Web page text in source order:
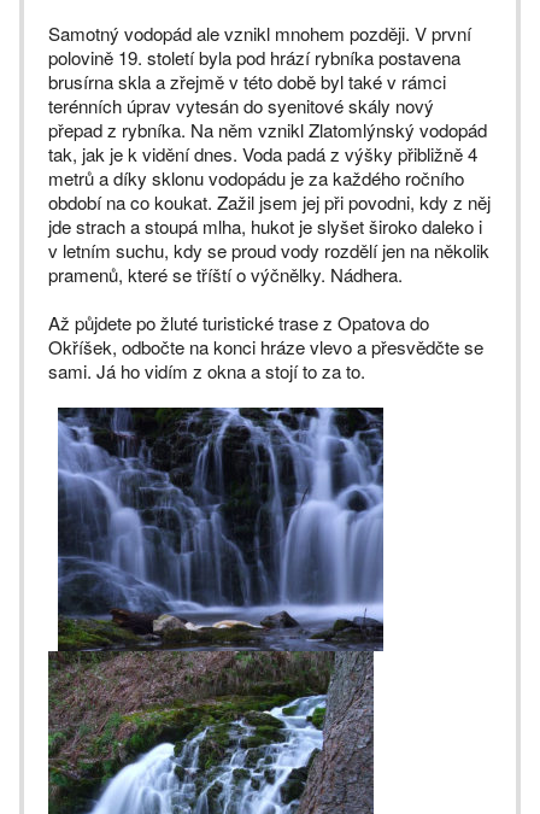
Samotný vodopád ale vznikl mnohem později. V první
polovině 19. století byla pod hrází rybníka postavena
brusírna skla a zřejmě v této době byl také v rámci
terénních úprav vytesán do syenitové skály nový
přepad z rybníka. Na něm vznikl Zlatomlýnský vodopád
tak, jak je k vidění dnes. Voda padá z výšky přibližně 4
metrů a díky sklonu vodopádu je za každého ročního
období na co koukat. Zažil jsem jej při povodni, kdy z něj
jde strach a stoupá mlha, hukot je slyšet široko daleko i
v letním suchu, kdy se proud vody rozdělí jen na několik
pramenů, které se tříští o výčnělky. Nádhera.
Až půjdete po žluté turistické trase z Opatova do
Okříšek, odbočte na konci hráze vlevo a přesvědčte se
sami. Já ho vidím z okna a stojí to za to.